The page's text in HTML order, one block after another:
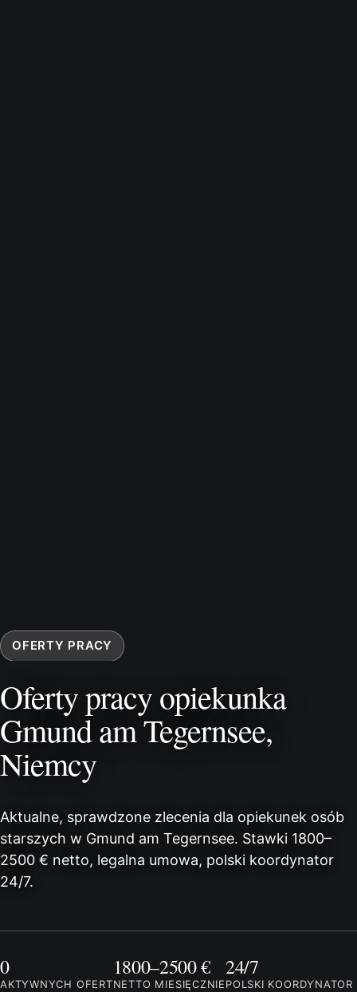
OFERTY PRACY
Oferty pracy opiekunka
Gmund am Tegernsee,
Niemcy
Aktualne, sprawdzone zlecenia dla opiekunek osób
starszych w Gmund am Tegernsee. Stawki 1800–
2500 € netto, legalna umowa, polski koordynator
24/7.
0
AKTYWNYCH OFERT
1800–2500 €
NETTO MIESIĘCZNIE
24/7
POLSKI KOORDYNATOR